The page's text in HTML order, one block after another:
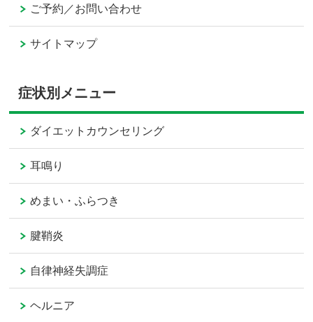
ご予約／お問い合わせ
サイトマップ
症状別メニュー
ダイエットカウンセリング
耳鳴り
めまい・ふらつき
腱鞘炎
自律神経失調症
ヘルニア